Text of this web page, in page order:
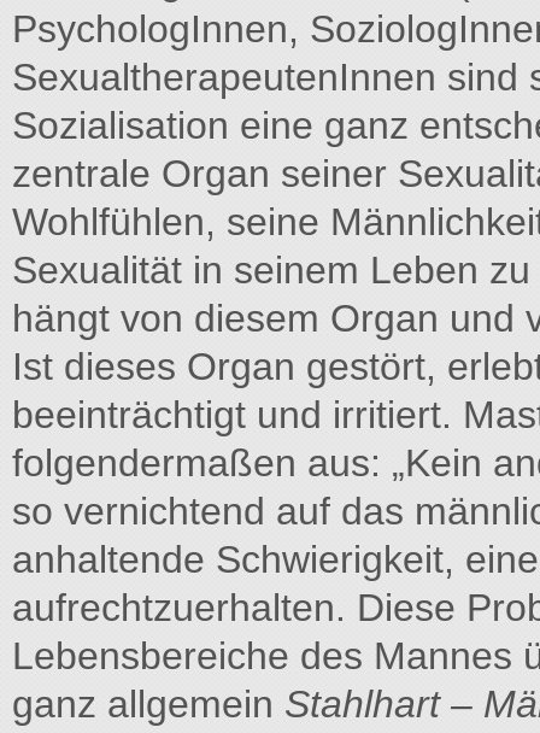
PsychologInnen,
SexualtherapeutenInnen sind
Sozialisation eine ganz
zentrale Organ seiner
Wohlfühlen, seine
Sexualität in seinem Leben
hängt von diesem Organ und
Ist dieses Organ gestört,
beeinträchtigt und irritiert.
folgendermaßen aus: „Kein
so vernichtend auf das
anhaltende Schwierigkeit,
aufrechtzuerhalten. Diese
Lebensbereiche des Mannes
ganz allgemein Stahlhart –